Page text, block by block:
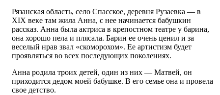
Рязанская область, село Спасское, деревня Рузаевка — в
XIX веке там жила Анна, с нее начинается бабушкин
рассказ. Анна была актриса в крепостном театре у барина,
она хорошо пела и плясала. Барин ее очень ценил и за
веселый нрав звал «скоморохом». Ее артистизм будет
проявляться во всех последующих поколениях.
Анна родила троих детей, один из них — Матвей, он
приходится дедом моей бабушке. В его семье она и провела
свое детство.